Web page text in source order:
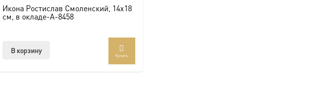
Икона Ростислав Смоленский, 14х18
см, в окладе-A-8458
В корзину
Купить